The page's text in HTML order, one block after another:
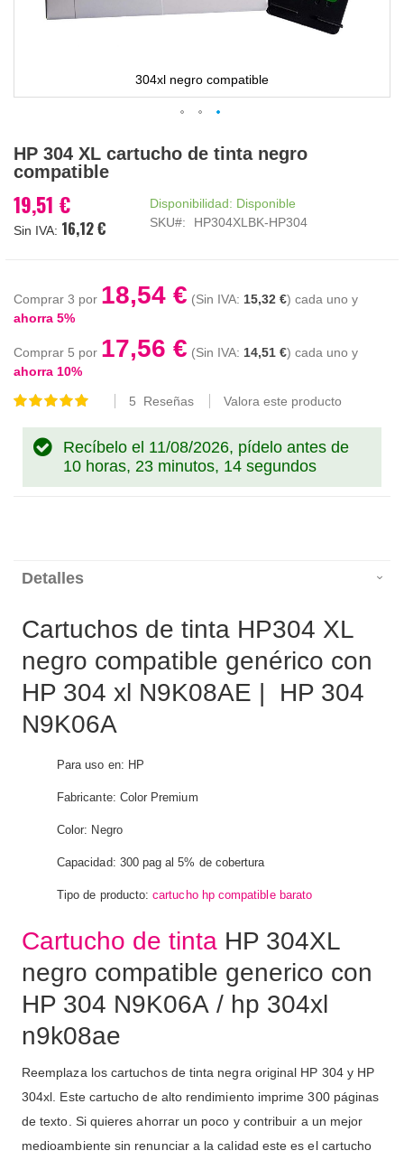
304xl negro compatible
al
comienzo
la
galería
HP 304 XL cartucho de tinta negro
compatible
19,51 €
16,12 €
Disponibilidad: Disponible
SKU
HP304XLBK-HP304
Comprar 3 por 18,54 € 15,32 € cada uno y
ahorra 5%
Comprar 5 por 17,56 € 14,51 € cada uno y
ahorra 10%
Valoración:
5 Reseñas Valora este producto
Recíbelo el 11/08/2026, pídelo antes de
10 horas, 23 minutos, 14 segundos
Detalles
Cartuchos de tinta HP304 XL
negro compatible genérico con
HP 304 xl N9K08AE | HP 304
N9K06A
Para uso en: HP
Fabricante: Color Premium
Color: Negro
Capacidad: 300 pag al 5% de cobertura
Tipo de producto:cartucho hp compatible barato
Cartucho de tinta HP 304XL
negro compatible generico con
HP 304 N9K06A / hp 304xl
n9k08ae
Reemplaza los cartuchos de tinta negra original HP 304 y HP
304xl. Este cartucho de alto rendimiento imprime 300 páginas
de texto. Si quieres ahorrar un poco y contribuir a un mejor
medioambiente sin renunciar a la calidad este es el cartucho